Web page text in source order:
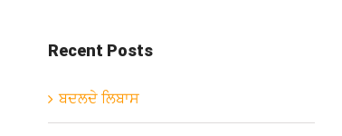
Recent Posts
ਬਦਲਦੇ ਲਿਬਾਸ